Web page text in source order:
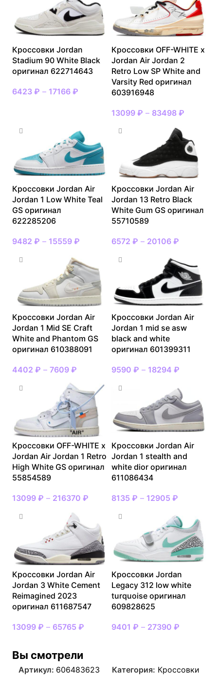
Кроссовки Jordan
Stadium 90 White Black
оригинал 622714643
6423 ₽ – 17166 ₽
Кроссовки OFF-WHITE x
Jordan Air Jordan 2
Retro Low SP White and
Varsity Red оригинал
603916948
13099 ₽ – 83498 ₽
Кроссовки Jordan Air
Jordan 1 Low White Teal
GS оригинал
622285206
9482 ₽ – 15559 ₽
Кроссовки Jordan Air
Jordan 13 Retro Black
White Gum GS оригинал
55710589
6572 ₽ – 20106 ₽
Кроссовки Jordan Air
Jordan 1 Mid SE Craft
White and Phantom GS
оригинал 610388091
4402 ₽ – 7609 ₽
Кроссовки Jordan Air
Jordan 1 mid se asw
black and white
оригинал 601399311
9590 ₽ – 18294 ₽
Кроссовки OFF-WHITE x
Jordan Air Jordan 1 Retro
High White GS оригинал
55854589
13099 ₽ – 216370 ₽
Кроссовки Jordan Air
Jordan 1 stealth and
white dior оригинал
611086434
8135 ₽ – 12905 ₽
Кроссовки Jordan Air
Jordan 3 White Cement
Reimagined 2023
оригинал 611687547
13099 ₽ – 65765 ₽
Кроссовки Jordan
Legacy 312 low white
turquoise оригинал
609828625
9401 ₽ – 27390 ₽
Вы смотрели
Артикул: 606483623 Категория: Кроссовки